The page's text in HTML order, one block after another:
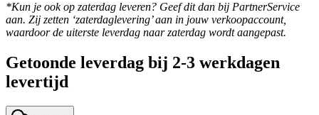
*Kun je ook op zaterdag leveren? Geef dit dan bij PartnerService
aan. Zij zetten ‘zaterdaglevering’ aan in jouw verkoopaccount,
waardoor de uiterste leverdag naar zaterdag wordt aangepast.
Getoonde leverdag bij 2-3 werkdagen
levertijd